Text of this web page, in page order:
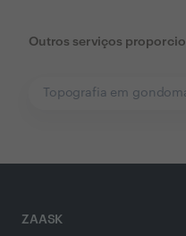
Outros serviços
Topografia em
ZAASK